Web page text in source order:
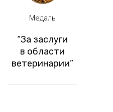
Медаль
“За заслуги
в области
ветеринарии”